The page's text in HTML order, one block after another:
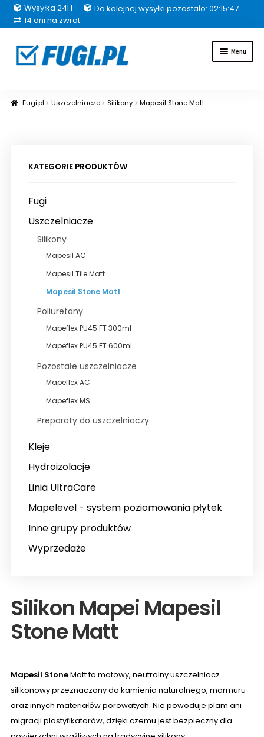
Wysyłka 24H
Do kolejnej wysyłki pozostało: 02:15:46
14 dni na zwrot
Przejdź
do
Przejdź
do
Menu
Inne grupy produktów
Fugi.pl Uszczelniacze Silikony Mapesil Stone Matt
KATEGORIE PRODUKTÓW
Fugi
Uszczelniacze
Silikony
Mapesil AC
Mapesil Tile Matt
Mapesil Stone Matt
Poliuretany
Mapeflex PU45 FT 300ml
Mapeflex PU45 FT 600ml
Pozostałe uszczelniacze
Mapeflex AC
Mapeflex MS
Preparaty do uszczelniaczy
Kleje
Hydroizolacje
Linia UltraCare
Mapelevel - system poziomowania płytek
Inne grupy produktów
Wyprzedaże
Silikon Mapei Mapesil
Stone Matt
Mapesil StoneMatt to matowy, neutralny uszczelniacz
silikonowy przeznaczony do kamienia naturalnego, marmuru
oraz innych materiałów porowatych. Nie powoduje plam ani
migracji plastyfikatorów, dzięki czemu jest bezpieczny dla